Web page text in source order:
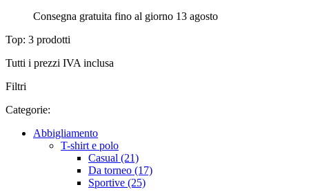
Consegna gratuita fino al giorno 13 agosto
Top: 3 prodotti
Tutti i prezzi IVA inclusa
Filtri
Categorie:
Abbigliamento
T-shirt e polo
Casual (21)
Da torneo (17)
Sportive (25)